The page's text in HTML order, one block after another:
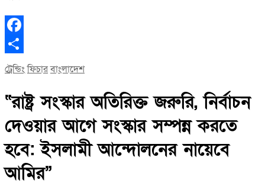
Facebook
Share
ট্রেন্ডিংফিচারবাংলাদেশ
“রাষ্ট্র সংস্কার অতিরিক্ত জরুরি, নির্বাচন
দেওয়ার আগে সংস্কার সম্পন্ন করতে
হবে: ইসলামী আন্দোলনের নায়েবে
আমির”